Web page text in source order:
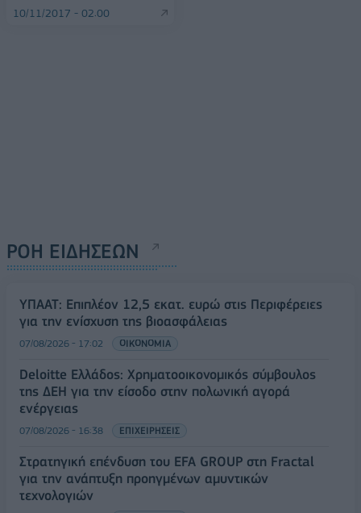
10/11/2017 - 02:00
ΡΟΗ ΕΙΔΗΣΕΩΝ
ΥΠΑΑΤ: Επιπλέον 12,5 εκατ. ευρώ στις Περιφέρειες
για την ενίσχυση της βιοασφάλειας
07/08/2026 - 17:02 ΟΙΚΟΝΟΜΙΑ
Deloitte Ελλάδος: Χρηματοοικονομικός σύμβουλος
της ΔΕΗ για την είσοδο στην πολωνική αγορά
ενέργειας
07/08/2026 - 16:38 ΕΠΙΧΕΙΡΗΣΕΙΣ
Στρατηγική επένδυση του EFA GROUP στη Fractal
για την ανάπτυξη προηγμένων αμυντικών
τεχνολογιών